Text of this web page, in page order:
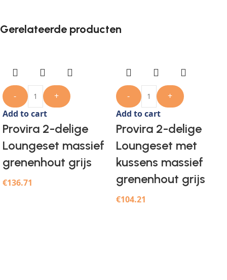
Gerelateerde producten
-
+
Add to cart
Provira 2-delige
Loungeset massief
grenenhout grijs
€136.71
-
+
Add to cart
Provira 2-delige
Loungeset met
kussens massief
grenenhout grijs
€104.21